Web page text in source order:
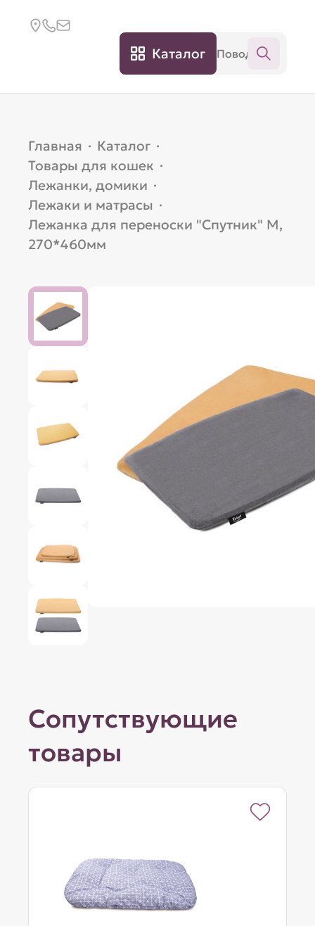
Каталог
Главная · Каталог ·
Товары для кошек ·
Лежанки, домики ·
Лежаки и матрасы ·
Лежанка для переноски "Спутник" M,
270*460мм
Сопутствующие
товары